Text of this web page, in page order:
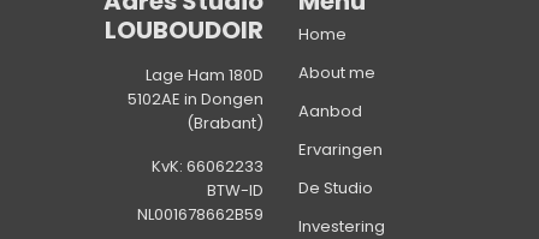
Home
About me
Aanbod
Ervaringen
De Studio
Investering
LOUBOUDOIR
Lage Ham 180D
5102AE in Dongen
(Brabant)
KvK: 66062233
BTW-ID
NL001678662B59